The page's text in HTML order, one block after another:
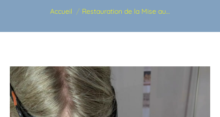
Vous êtes ici :
Accueil Restauration de la Mise au…